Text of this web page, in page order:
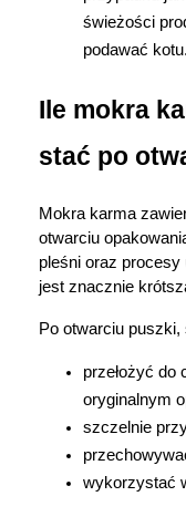
świeżości
podawać kotu.
Ile mokra
stać po
Mokra karma
otwarciu
pleśni oraz procesy
jest znacznie
Po otwarciu
przełożyć do
oryginalnym
szczelnie
wykorzystać